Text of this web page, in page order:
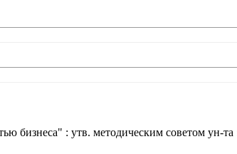
бизнеса" : утв. методическим советом ун-та